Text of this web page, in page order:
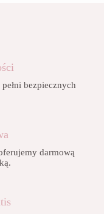
bezpiecznych
darmową